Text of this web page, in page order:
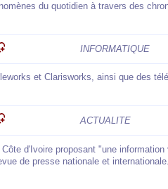
du quotidien à travers des
INFORMATIQUE
et Clarisworks, ainsi que des
ACTUALITE
d'Ivoire proposant "une
de presse nationale et internationale.